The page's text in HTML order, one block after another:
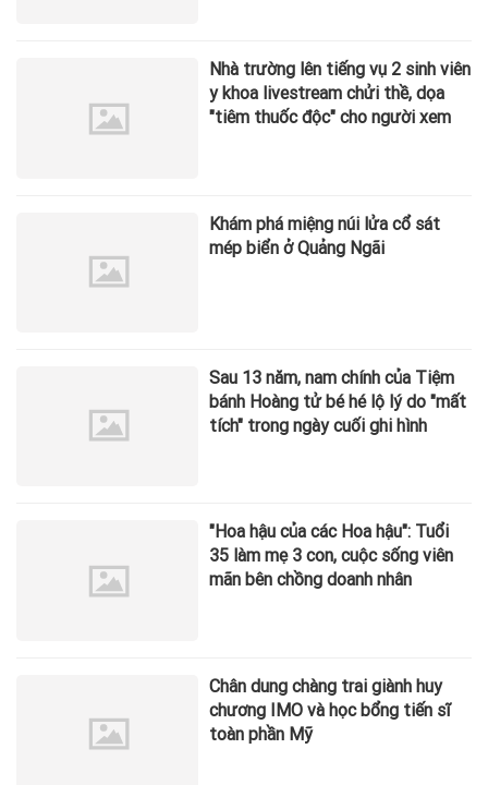
Nhà trường lên tiếng vụ 2 sinh viên
y khoa livestream chửi thề, dọa
"tiêm thuốc độc" cho người xem
Khám phá miệng núi lửa cổ sát
mép biển ở Quảng Ngãi
Sau 13 năm, nam chính của Tiệm
bánh Hoàng tử bé hé lộ lý do "mất
tích" trong ngày cuối ghi hình
"Hoa hậu của các Hoa hậu": Tuổi
35 làm mẹ 3 con, cuộc sống viên
mãn bên chồng doanh nhân
Chân dung chàng trai giành huy
chương IMO và học bổng tiến sĩ
toàn phần Mỹ